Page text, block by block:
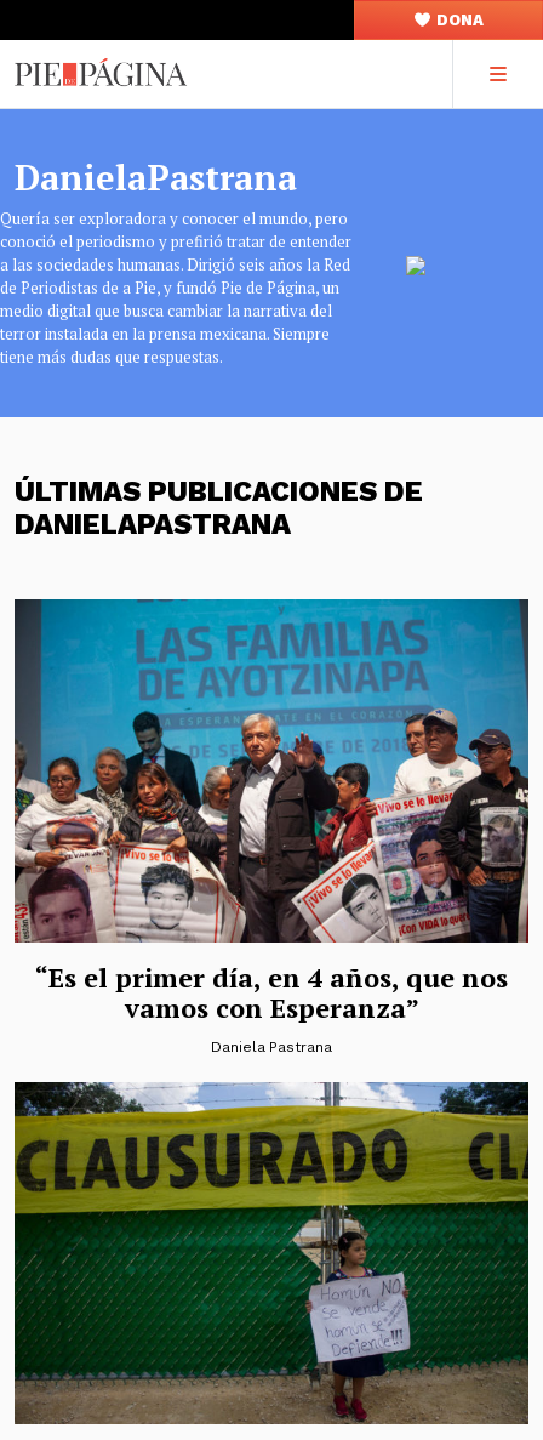
DONA
DanielaPastrana
Quería ser exploradora y conocer el mundo, pero
conoció el periodismo y prefirió tratar de entender
a las sociedades humanas. Dirigió seis años la Red
de Periodistas de a Pie, y fundó Pie de Página, un
medio digital que busca cambiar la narrativa del
terror instalada en la prensa mexicana. Siempre
tiene más dudas que respuestas.
ÚLTIMAS PUBLICACIONES DE
DANIELAPASTRANA
“Es el primer día, en 4 años, que nos
vamos con Esperanza”
Daniela Pastrana